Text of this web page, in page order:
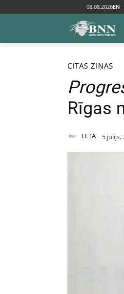
08.08.2026EN
Sākums Citas ziņas
CITAS ZIŅAS
Rīgas
LETA 5 jūlijs,